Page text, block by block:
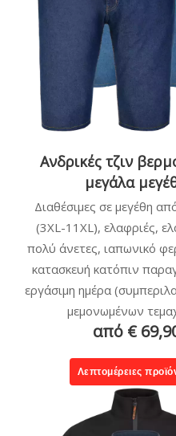
Ανδρικές τζιν
μεγάλα
Διαθέσιμες σε μεγέθη
(3XL-11XL), ελαφριές,
πολύ άνετες, ιαπωνικό
κατασκευή κατόπιν
εργάσιμη ημέρα
μεμονωμένων
από €
Λεπτομέρειες